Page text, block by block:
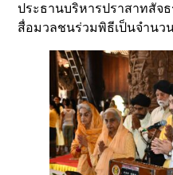
ประธานบริหารปราสาทสัจ
สื่อมวลชนร่วมพิธีเป็นจำนว